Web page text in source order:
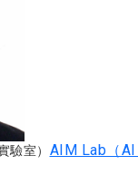
驗室） AIM Lab（AI